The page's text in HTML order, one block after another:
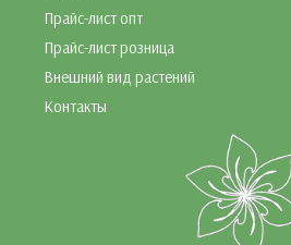
Прайс-лист опт
Прайс-лист розница
Внешний вид растений
Контакты